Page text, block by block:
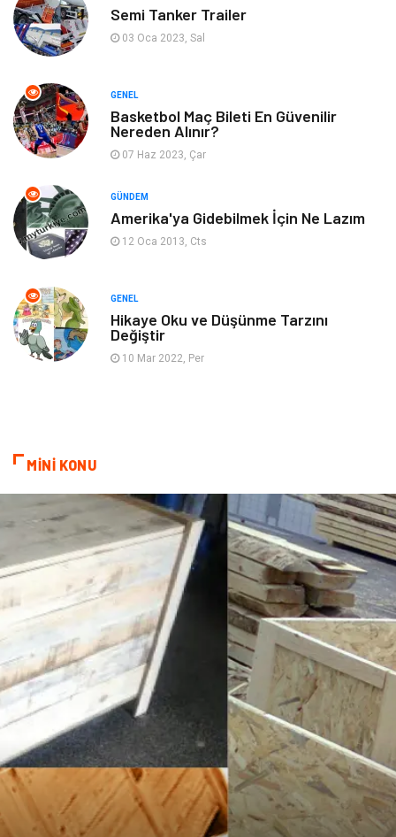
Bilgisayar & Yazılım Mobilya
Bebek Giyim Moda
Blogroll
Markalar
Restaurant
Tarih
Semi Tanker Trailer
03 Oca 2023, Sal
GENEL
Basketbol Maç Bileti En Güvenilir
Nereden Alınır?
07 Haz 2023, Çar
GÜNDEM
Amerika'ya Gidebilmek İçin Ne Lazım
12 Oca 2013, Cts
GENEL
Hikaye Oku ve Düşünme Tarzını
Değiştir
10 Mar 2022, Per
MİNİ KONU